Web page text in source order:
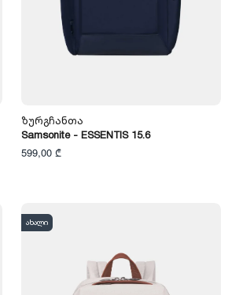
Ზურგჩანთა
Samsonite - ESSENTIS 15.6
599,00 ₾
ახალი